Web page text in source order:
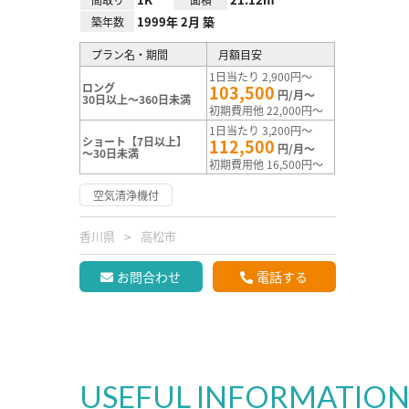
築年数 1999年 2月 築
プラン名・期間 月額目安
ロング
30日以上～360日未満
1日当たり 2,900円～
103,500 円/月～
初期費用他 22,000円～
ショート【7日以上】
～30日未満
1日当たり 3,200円～
112,500 円/月～
初期費用他 16,500円～
空気清浄機付
香川県 高松市
お問合わせ 電話する
USEFUL INFORMATION